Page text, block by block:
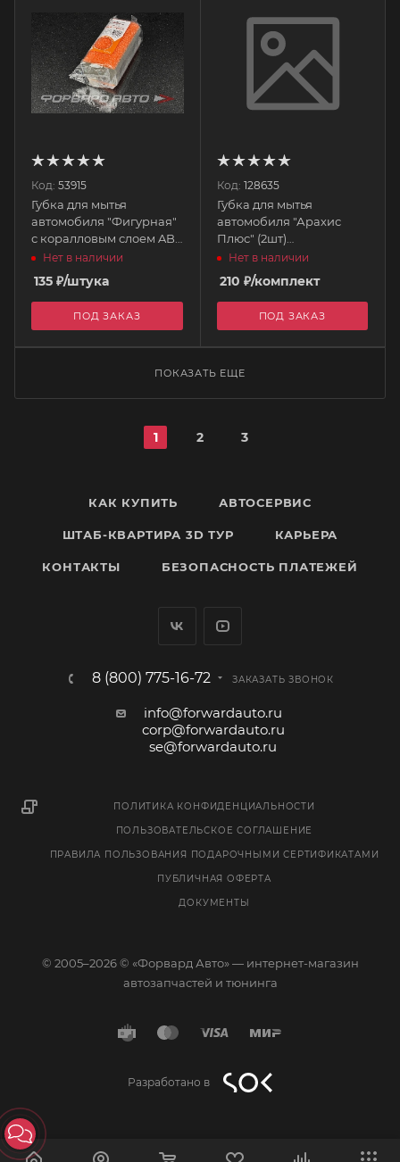
Код: 53915
Губка для мытья
автомобиля "Фигурная"
с коралловым слоем AB-
T-02 AIRLINE
Нет в наличии
135 ₽/штука
ПОД ЗАКАЗ
Код: 128635
Губка для мытья
автомобиля "Арахис
Плюс" (2шт)
пенополиуретан 1471
ЗЕБРА
Нет в наличии
210 ₽/комплект
ПОД ЗАКАЗ
ПОКАЗАТЬ ЕЩЕ
1 2 3
КАК КУПИТЬ АВТОСЕРВИС
ШТАБ-КВАРТИРА 3D ТУР КАРЬЕРА
КОНТАКТЫ БЕЗОПАСНОСТЬ ПЛАТЕЖЕЙ
8 (800) 775-16-72 ЗАКАЗАТЬ ЗВОНОК
info@forwardauto.ru
corp@forwardauto.ru
se@forwardauto.ru
ПОЛИТИКА КОНФИДЕНЦИАЛЬНОСТИ
ПОЛЬЗОВАТЕЛЬСКОЕ СОГЛАШЕНИЕ
ПРАВИЛА ПОЛЬЗОВАНИЯ ПОДАРОЧНЫМИ СЕРТИФИКАТАМИ
ПУБЛИЧНАЯ ОФЕРТА
ДОКУМЕНТЫ
© 2005–2026 © «Форвард Авто» — интернет-магазин
автозапчастей и тюнинга
Разработано в